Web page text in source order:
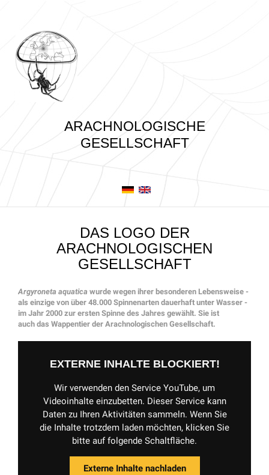
ARACHNOLOGISCHE
GESELLSCHAFT
DAS LOGO DER
ARACHNOLOGISCHEN
GESELLSCHAFT
Argyroneta aquatica wurde wegen ihrer besonderen Lebensweise -
als einzige von über 48.000 Spinnenarten dauerhaft unter Wasser -
im Jahr 2000 zur ersten Spinne des Jahres gewählt. Sie ist
auch das Wappentier der Arachnologischen Gesellschaft.
EXTERNE INHALTE BLOCKIERT!
Wir verwenden den Service YouTube, um
Videoinhalte einzubetten. Dieser Service kann
Daten zu Ihren Aktivitäten sammeln. Wenn Sie
die Inhalte trotzdem laden möchten, klicken Sie
bitte auf folgende Schaltfläche.
Externe Inhalte nachladen